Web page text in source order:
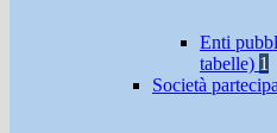
Enti
tabelle) 1
Società